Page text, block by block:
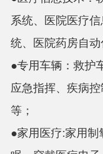
系统、医院医疗
统、医院药房自动
●专用车辆： 救护
应急指挥、疾病
等；
●家用医疗:家用制